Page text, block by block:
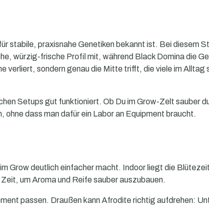
stabile, praxisnahe Genetiken bekannt ist. Bei diesem
würzig-frische Profil mit, während Black Domina die
verliert, sondern genau die Mitte trifft, die viele im
Setups gut funktioniert. Ob Du im Grow-Zelt sauber
dass man dafür ein Labor an Equipment braucht.
Grow deutlich einfacher macht. Indoor liegt die
um Aroma und Reife sauber auszubauen.
passen. Draußen kann Afrodite richtig aufdrehen: